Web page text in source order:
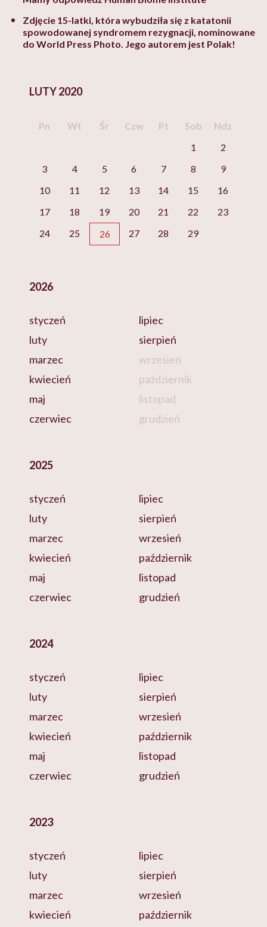
Zdjęcie 15-latki, która wybudziła się z katatonii
spowodowanej syndromem rezygnacji, nominowane
do World Press Photo. Jego autorem jest Polak!
LUTY 2020
Pn Wt Śr Czw Pt Sob
Ndz
1
2
3
4 5 6 7 8
9
10
11 12 13 14 15
16
17
18 19 20 21 22
23
24
25 26 27 28 29
2026
styczeń
luty
marzec
kwiecień
maj
czerwiec
lipiec
sierpień
wrzesień
październik
listopad
grudzień
2025
styczeń
luty
marzec
kwiecień
maj
czerwiec
lipiec
sierpień
wrzesień
październik
listopad
grudzień
2024
styczeń
luty
marzec
kwiecień
maj
czerwiec
lipiec
sierpień
wrzesień
październik
listopad
grudzień
2023
styczeń
luty
marzec
kwiecień
lipiec
sierpień
wrzesień
październik